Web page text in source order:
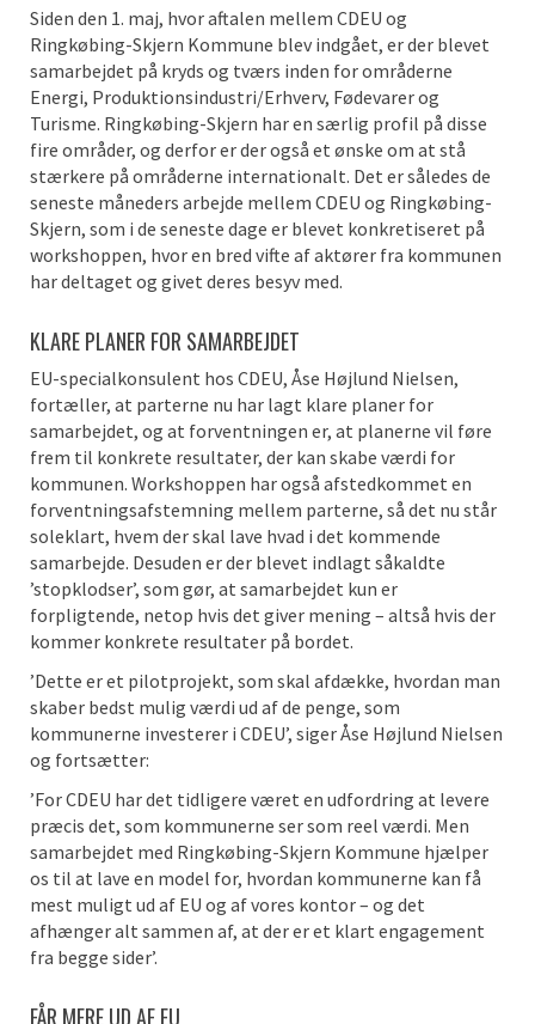
Siden den 1. maj, hvor aftalen mellem CDEU og
Ringkøbing-Skjern Kommune blev indgået, er der blevet
samarbejdet på kryds og tværs inden for områderne
Energi, Produktionsindustri/Erhverv, Fødevarer og
Turisme. Ringkøbing-Skjern har en særlig profil på disse
fire områder, og derfor er der også et ønske om at stå
stærkere på områderne internationalt. Det er således de
seneste måneders arbejde mellem CDEU og Ringkøbing-
Skjern, som i de seneste dage er blevet konkretiseret på
workshoppen, hvor en bred vifte af aktører fra kommunen
har deltaget og givet deres besyv med.
KLARE PLANER FOR SAMARBEJDET
EU-specialkonsulent hos CDEU, Åse Højlund Nielsen,
fortæller, at parterne nu har lagt klare planer for
samarbejdet, og at forventningen er, at planerne vil føre
frem til konkrete resultater, der kan skabe værdi for
kommunen. Workshoppen har også afstedkommet en
forventningsafstemning mellem parterne, så det nu står
soleklart, hvem der skal lave hvad i det kommende
samarbejde. Desuden er der blevet indlagt såkaldte
’stopklodser’, som gør, at samarbejdet kun er
forpligtende, netop hvis det giver mening – altså hvis der
kommer konkrete resultater på bordet.
’Dette er et pilotprojekt, som skal afdække, hvordan man
skaber bedst mulig værdi ud af de penge, som
kommunerne investerer i CDEU’, siger Åse Højlund Nielsen
og fortsætter:
’For CDEU har det tidligere været en udfordring at levere
præcis det, som kommunerne ser som reel værdi. Men
samarbejdet med Ringkøbing-Skjern Kommune hjælper
os til at lave en model for, hvordan kommunerne kan få
mest muligt ud af EU og af vores kontor – og det
afhænger alt sammen af, at der er et klart engagement
fra begge sider’.
FÅR MERE UD AF EU